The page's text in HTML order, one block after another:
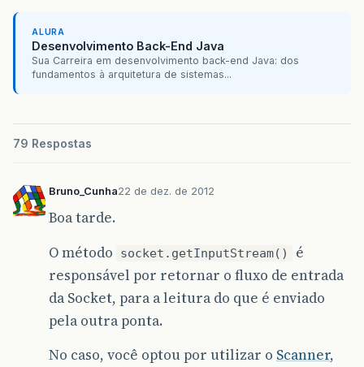
ALURA
Desenvolvimento Back-End Java
Sua Carreira em desenvolvimento back-end Java: dos
fundamentos à arquitetura de sistemas...
79 Respostas
Bruno_Cunha22 de dez. de 2012
Boa tarde.
O método
socket.getInputStream()
é
responsável por retornar o fluxo de entrada
da Socket, para a leitura do que é enviado
pela outra ponta.
No caso, você optou por utilizar o Scanner,